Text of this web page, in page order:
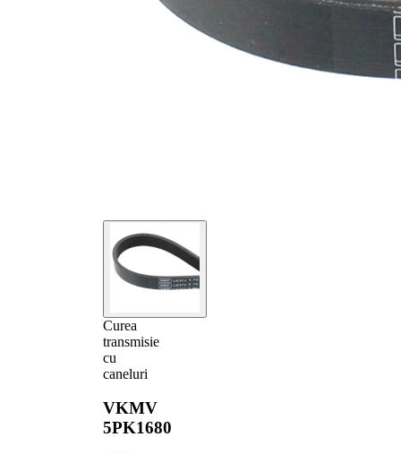
Curea
transmisie
cu
caneluri
VKMV
5PK1680